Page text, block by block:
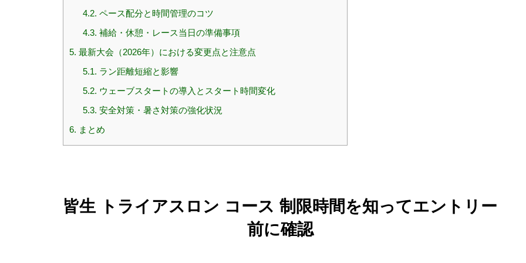
4.2. ペース配分と時間管理のコツ
4.3. 補給・休憩・レース当日の準備事項
5. 最新大会（2026年）における変更点と注意点
5.1. ラン距離短縮と影響
5.2. ウェーブスタートの導入とスタート時間変化
5.3. 安全対策・暑さ対策の強化状況
6. まとめ
皆生 トライアスロン コース 制限時間を知ってエントリー
前に確認